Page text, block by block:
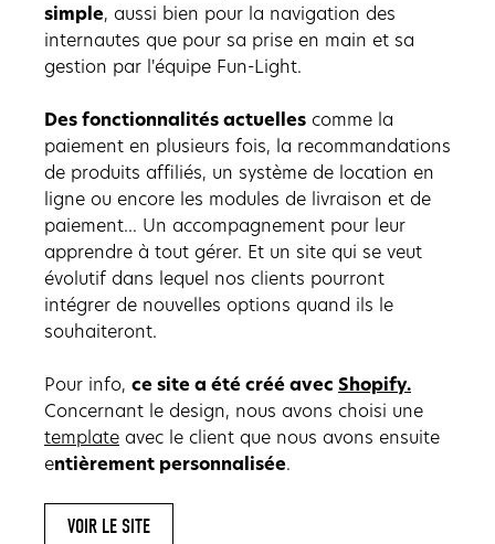
simple, aussi bien pour la navigation des
internautes que pour sa prise en main et sa
gestion par l'équipe Fun-Light.
Des fonctionnalités actuelles comme la
paiement en plusieurs fois, la recommandations
de produits affiliés, un système de location en
ligne ou encore les modules de livraison et de
paiement... Un accompagnement pour leur
apprendre à tout gérer. Et un site qui se veut
évolutif dans lequel nos clients pourront
intégrer de nouvelles options quand ils le
souhaiteront.
Pour info, ce site a été créé avec Shopify.
Concernant le design, nous avons choisi une
template avec le client que nous avons ensuite
entièrement personnalisée.
VOIR LE SITE